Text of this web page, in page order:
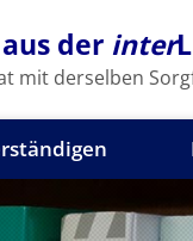
der inter
mit derselben